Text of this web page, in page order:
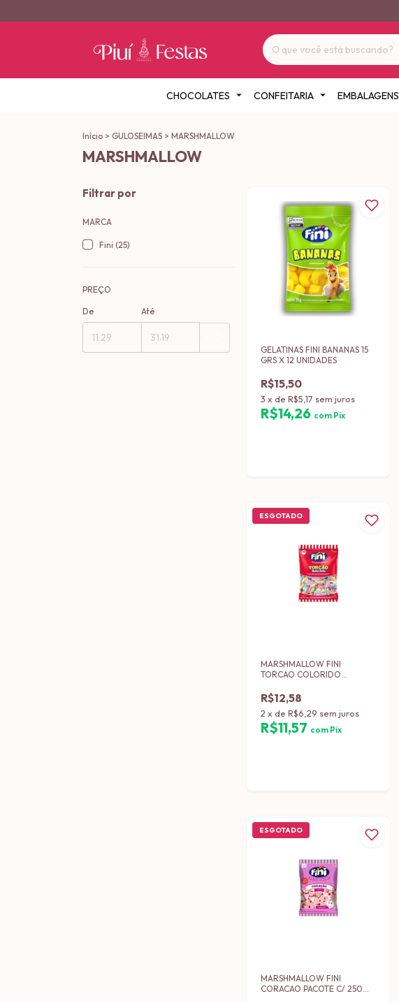
CHOCOLATES CONFEITARIA EMBALAGENS
Início > GULOSEIMAS > MARSHMALLOW
MARSHMALLOW
Filtrar por
MARCA
Fini (25)
PREÇO
De Até
GELATINAS FINI BANANAS 15
GRS X 12 UNIDADES
R$15,50
3 x deR$5,17 sem juros
R$14,26 com Pix
ESGOTADO
MARSHMALLOW FINI
TORCAO COLORIDO
GRS
R$12,58
2 x deR$6,29 sem juros
R$11,57 com Pix
ESGOTADO
MARSHMALLOW FINI
CORACAO PACOTE C/ 250